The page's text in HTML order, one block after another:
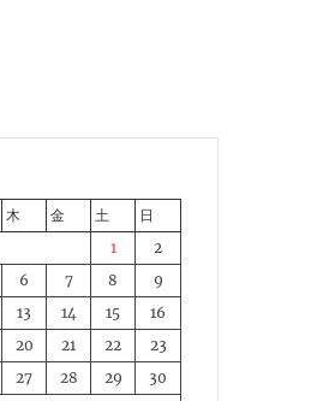
木 金 土
日
1
2
6 7 8
9
13 14 15
16
20 21 22
23
27 28 29
30